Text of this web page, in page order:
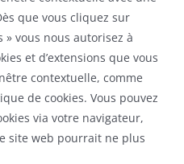
que vous cliquez sur
vous nous autorisez à
et d’extensions que vous
contextuelle, comme
de cookies. Vous pouvez
via votre navigateur,
site web pourrait ne plus